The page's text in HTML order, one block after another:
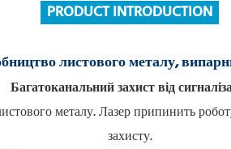
PRODUCT INTRODUCTION
листового металу,
Багатоканальний захист від
металу.Лазер припинить
захисту.